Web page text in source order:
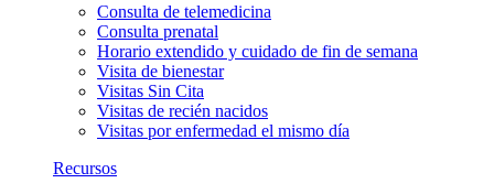
Consulta de telemedicina
Consulta prenatal
Horario extendido y cuidado de fin de semana
Visita de bienestar
Visitas Sin Cita
Visitas de recién nacidos
Visitas por enfermedad el mismo día
Recursos